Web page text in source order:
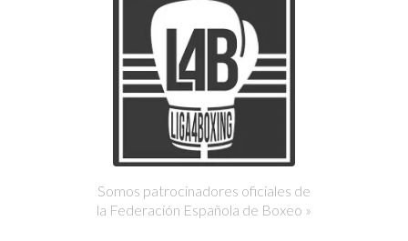
Somos patrocinadores oficiales de
la Federación Española de Boxeo »